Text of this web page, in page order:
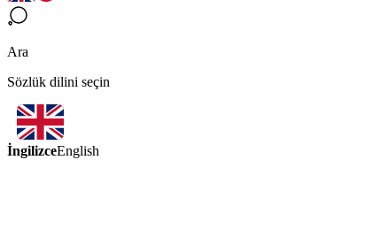
Ara
Sözlük dilini seçin
İngilizceEnglish